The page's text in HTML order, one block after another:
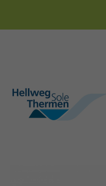
hellweg-sole-
thermen.de